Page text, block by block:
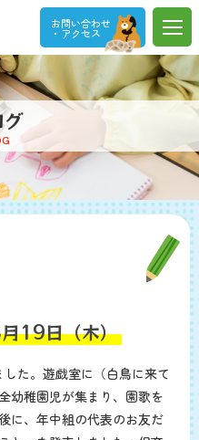
お問い合わせ
・アクセス
グ
19日（木）
た。遊戯室に（白鳥に来て
幼稚園児が集まり、園歌を
に、年中組の代表のお友だ